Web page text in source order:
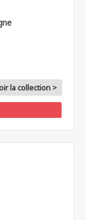
la collection >